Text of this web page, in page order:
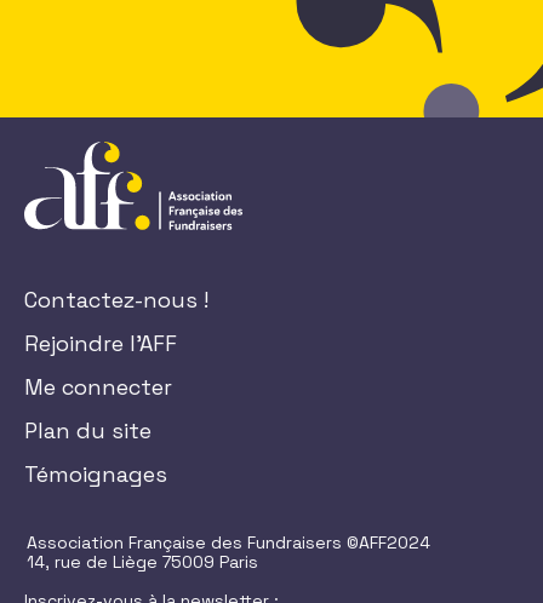
Contactez-nous !
Rejoindre l'AFF
Me connecter
Plan du site
Témoignages
Association Française des Fundraisers ©AFF2024
14, rue de Liège 75009 Paris